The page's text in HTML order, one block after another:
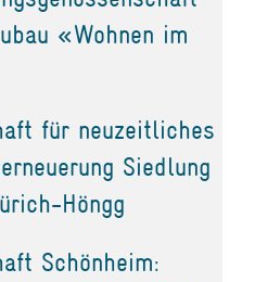
«Wohnen im
für neuzeitliches
Siedlung
Höngg
Schönheim: